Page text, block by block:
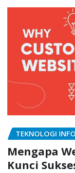
TEKNOLOGI
Mengapa
Kunci